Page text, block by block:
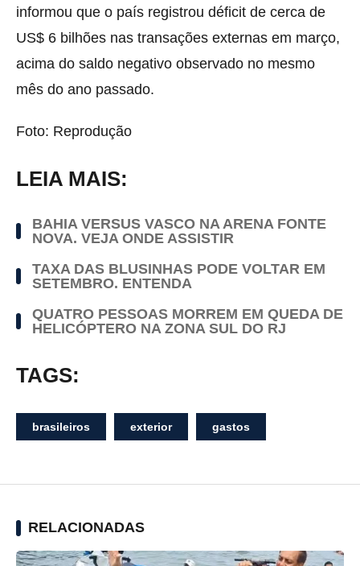
informou que o país registrou déficit de cerca de
US$ 6 bilhões nas transações externas em março,
acima do saldo negativo observado no mesmo
mês do ano passado.
Foto: Reprodução
LEIA MAIS:
BAHIA VERSUS VASCO NA ARENA FONTE
NOVA. VEJA ONDE ASSISTIR
TAXA DAS BLUSINHAS PODE VOLTAR EM
SETEMBRO. ENTENDA
QUATRO PESSOAS MORREM EM QUEDA DE
HELICÓPTERO NA ZONA SUL DO RJ
TAGS:
brasileiros exterior gastos
RELACIONADAS